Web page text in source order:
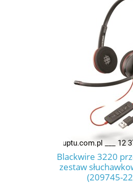
Blackwire 3220
zestaw
(209745-